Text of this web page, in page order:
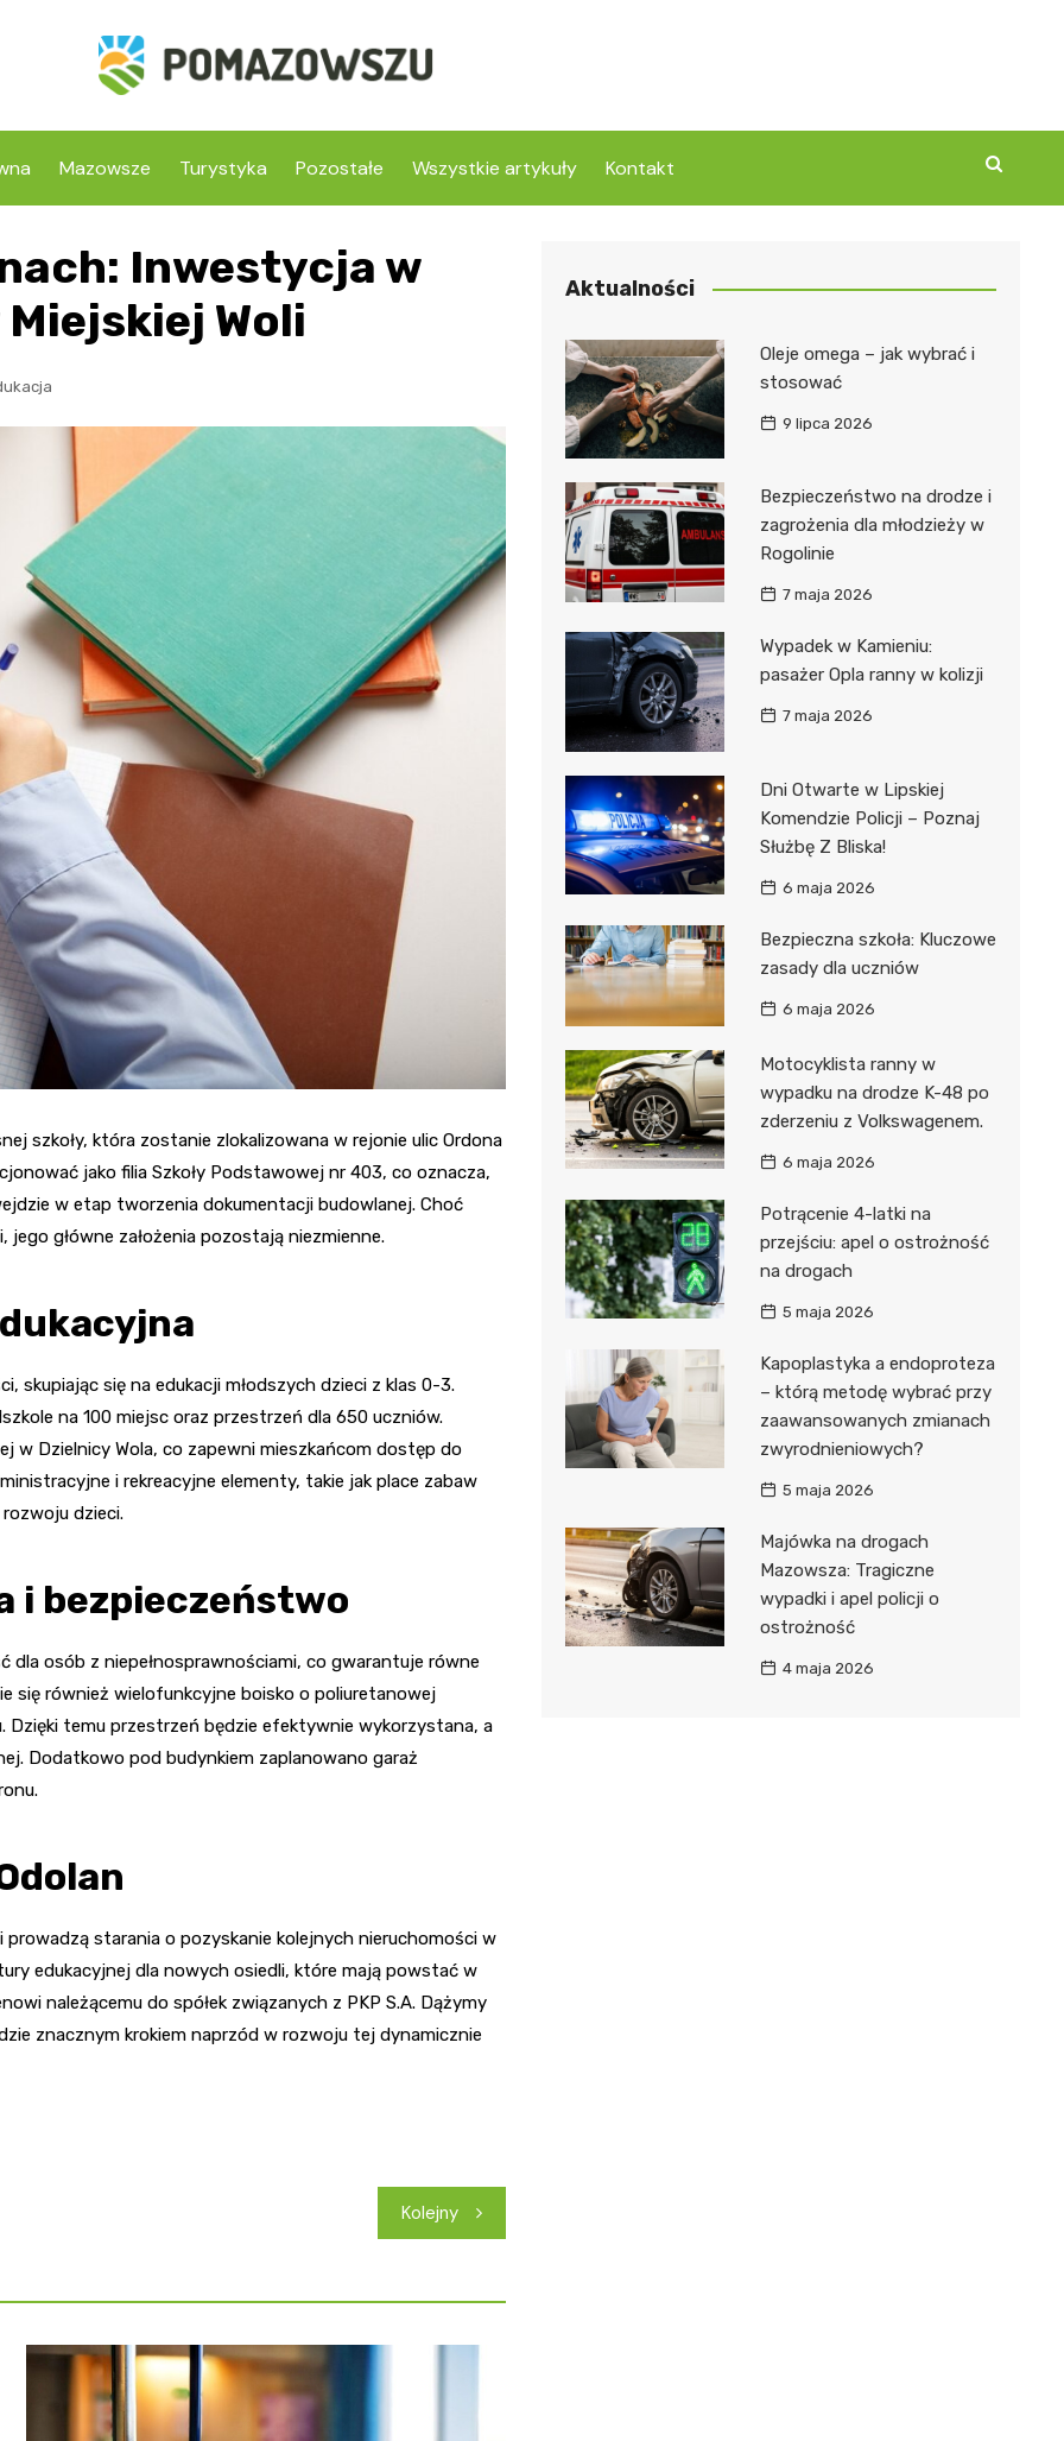
Mazowsze Turystyka Pozostałe Wszystkie artykuły Kontakt
Inwestycja w
Woli
szkoły, która zostanie zlokalizowana w rejonie ulic Ordona
jako filia Szkoły Podstawowej nr 403, co oznacza,
w etap tworzenia dokumentacji budowlanej. Choć
główne założenia pozostają niezmienne.
skupiając się na edukacji młodszych dzieci z klas 0-3.
na 100 miejsc oraz przestrzeń dla 650 uczniów.
w Dzielnicy Wola, co zapewni mieszkańcom dostęp do
i rekreacyjne elementy, takie jak place zabaw
dzieci.
i bezpieczeństwo
osób z niepełnosprawnościami, co gwarantuje równe
się również wielofunkcyjne boisko o poliuretanowej
Dzięki temu przestrzeń będzie efektywnie wykorzystana, a
Dodatkowo pod budynkiem zaplanowano garaż
prowadzą starania o pozyskanie kolejnych nieruchomości w
edukacyjnej dla nowych osiedli, które mają powstać w
należącemu do spółek związanych z PKP S.A. Dążymy
znacznym krokiem naprzód w rozwoju tej dynamicznie
Kolejny
Aktualności
Oleje omega – jak wybrać i
stosować
9 lipca 2026
Bezpieczeństwo na drodze i
zagrożenia dla młodzieży w
Rogolinie
7 maja 2026
Wypadek w Kamieniu:
pasażer Opla ranny w kolizji
7 maja 2026
Dni Otwarte w Lipskiej
Komendzie Policji – Poznaj
Służbę Z Bliska!
6 maja 2026
Bezpieczna szkoła: Kluczowe
zasady dla uczniów
6 maja 2026
Motocyklista ranny w
wypadku na drodze K-48 po
zderzeniu z Volkswagenem.
6 maja 2026
Potrącenie 4-latki na
przejściu: apel o ostrożność
na drogach
5 maja 2026
Kapoplastyka a endoproteza
– którą metodę wybrać przy
zaawansowanych zmianach
zwyrodnieniowych?
5 maja 2026
Majówka na drogach
Mazowsza: Tragiczne
wypadki i apel policji o
ostrożność
4 maja 2026